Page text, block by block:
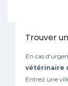
Trouver
En cas
vétérinaire
Entrez une